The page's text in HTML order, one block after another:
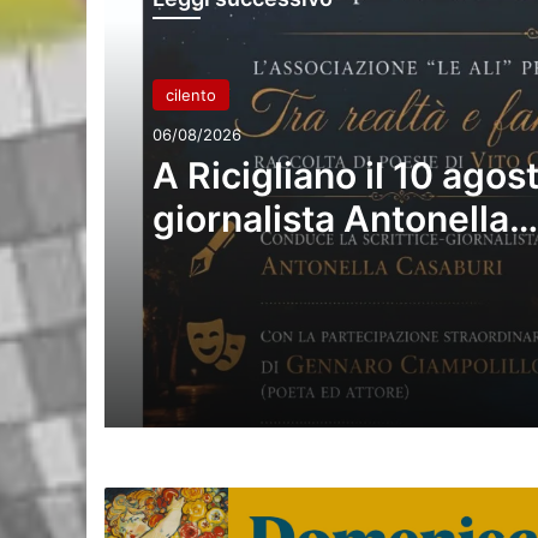
cilento
06/08/2026
A Ricigliano il 10
giornalista Antonella
Casaburi presenta la
raccolta del poeta Vito
Caponegri
Ministero
della